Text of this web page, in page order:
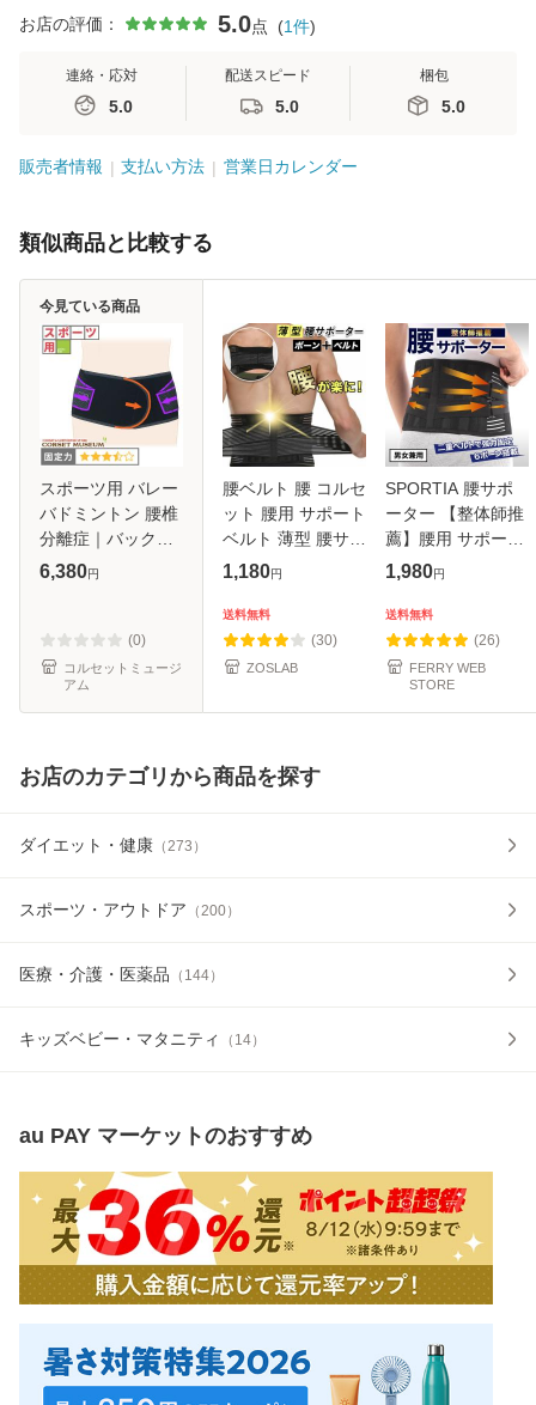
お店の評価： 5.0点 (1件)
連絡・応対
5.0
配送スピード
5.0
梱包
5.0
販売者情報 支払い方法 営業日カレンダー
類似商品と比較する
スポーツ用 バレー
バドミントン 腰椎
分離症｜バックレ
スキューベルトチ
6,380円
(0)
コルセットミュージ
アム
今見ている商品
腰ベルト 腰 コルセ
ット 腰用 サポート
ベルト 薄型 腰サポ
ーター 薄い 腰サポ
トサポーター 腰の
サポーター ボーン
コル
1,180円
送料無料
(30)
ZOSLAB
SPORTIA 腰サポ
ーター 【整体師推
薦】腰用 サポート
ベルト 腰楽 コルセ
コルセット 腰椎ベ
ルト 腰椎 腰 腰用
サポータ
1,980円
送料無料
(26)
FERRY WEB
STORE
お店のカテゴリから商品を探す
ダイエット・健康 （273 ）
スポーツ・アウトドア （200）
医療・介護・医薬品 （ 144）
キッズベビー・マタニティ （ 14）
au PAY マーケットのおすすめ